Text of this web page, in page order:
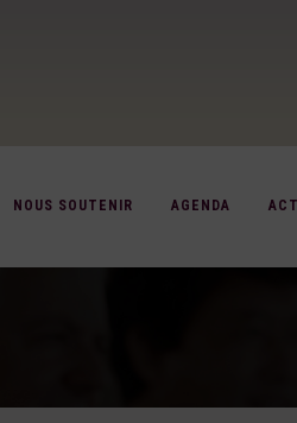
NOUS SOUTENIR AGENDA